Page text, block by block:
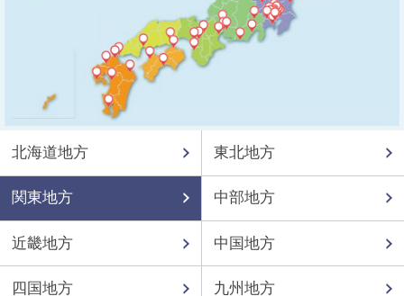
北海道地方 東北地方
関東地方 中部地方
近畿地方 中国地方
四国地方 九州地方